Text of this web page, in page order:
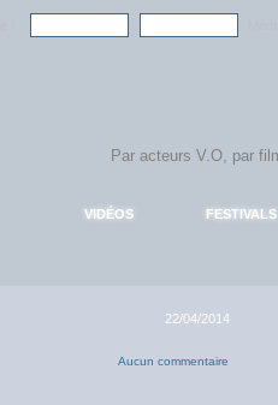
VIDÉOS FESTIVALS
22/04/2014
Aucun commentaire